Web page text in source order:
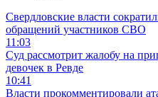
Свердловские власти
обращений участников СВО
11:03
Суд рассмотрит жалобу на
девочек в Ревде
10:41
Власти прокомментировали